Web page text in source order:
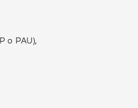
o PAU),